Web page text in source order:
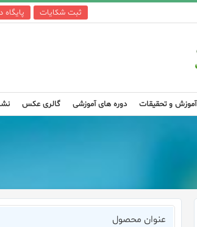
ثبت شکایات
آموزش و تحقیقات دوره های آموزشی گالری عکس
عنوان محصول